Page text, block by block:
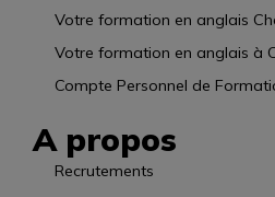
Votre formation en anglais
Votre formation en anglais à
Compte Personnel de
A propos
Recrutements